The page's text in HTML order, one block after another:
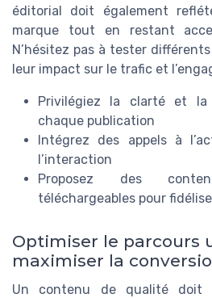
éditorial doit également
marque tout en restant
N’hésitez pas à tester
leur impact sur le trafic et
Privilégiez la clarté et la
chaque publication
Intégrez des appels à
l’interaction
Proposez des
téléchargeables pour
Optimiser le parcours
maximiser la
Un contenu de qualité doit